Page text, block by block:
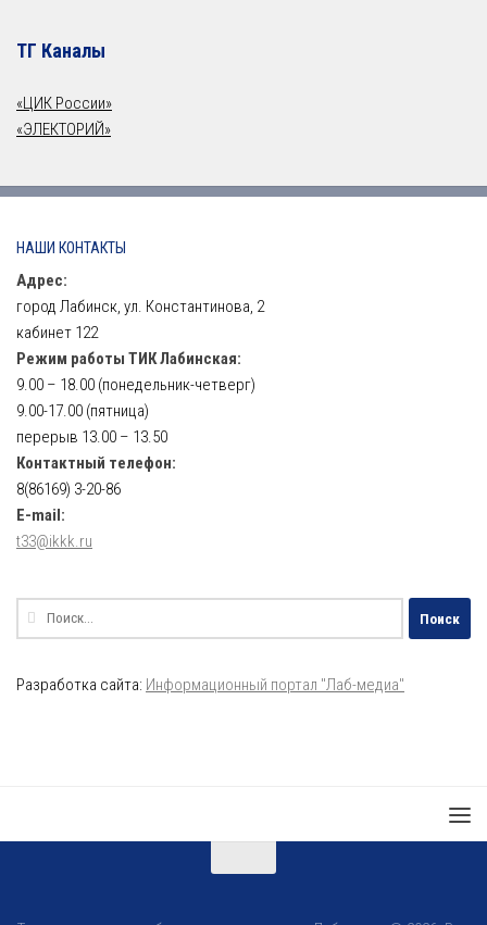
ТГ Каналы
«ЦИК России»
«ЭЛЕКТОРИЙ»
НАШИ КОНТАКТЫ
Адрес:
город Лабинск, ул. Константинова, 2
кабинет 122
Режим работы ТИК Лабинская:
9.00 – 18.00 (понедельник-четверг)
9.00-17.00 (пятница)
перерыв 13.00 – 13.50
Контактный телефон:
8(86169) 3-20-86
E-mail:
t33@ikkk.ru
Найти:
Разработка сайта: Информационный портал "Лаб-медиа"